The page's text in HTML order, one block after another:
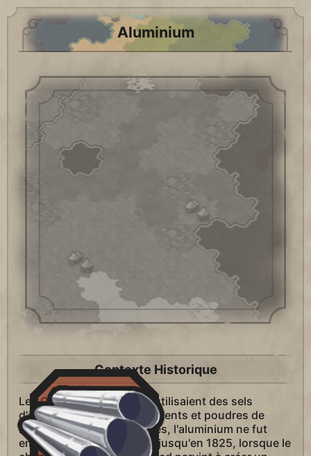
Aluminium
Contexte Historique
Les Grecs et les Romains utilisaient des sels
d'aluminium comme astringents et poudres de
bain, et pendant des siècles, l'aluminium ne fut
employé que dans ce but, jusqu'en 1825, lorsque le